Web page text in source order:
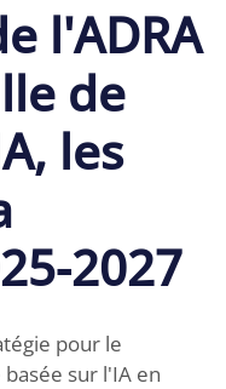
l'ADRA
de
les
2027
pour le
sur l'IA en